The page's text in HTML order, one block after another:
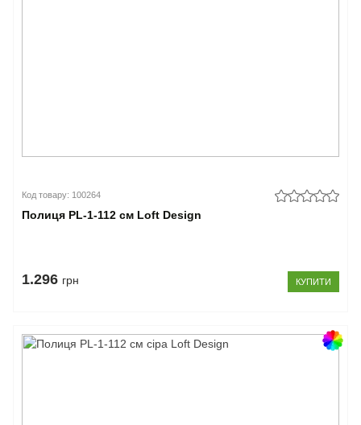
Код товару: 100264
Полиця PL-1-112 см Loft Design
1.296 грн КУПИТИ